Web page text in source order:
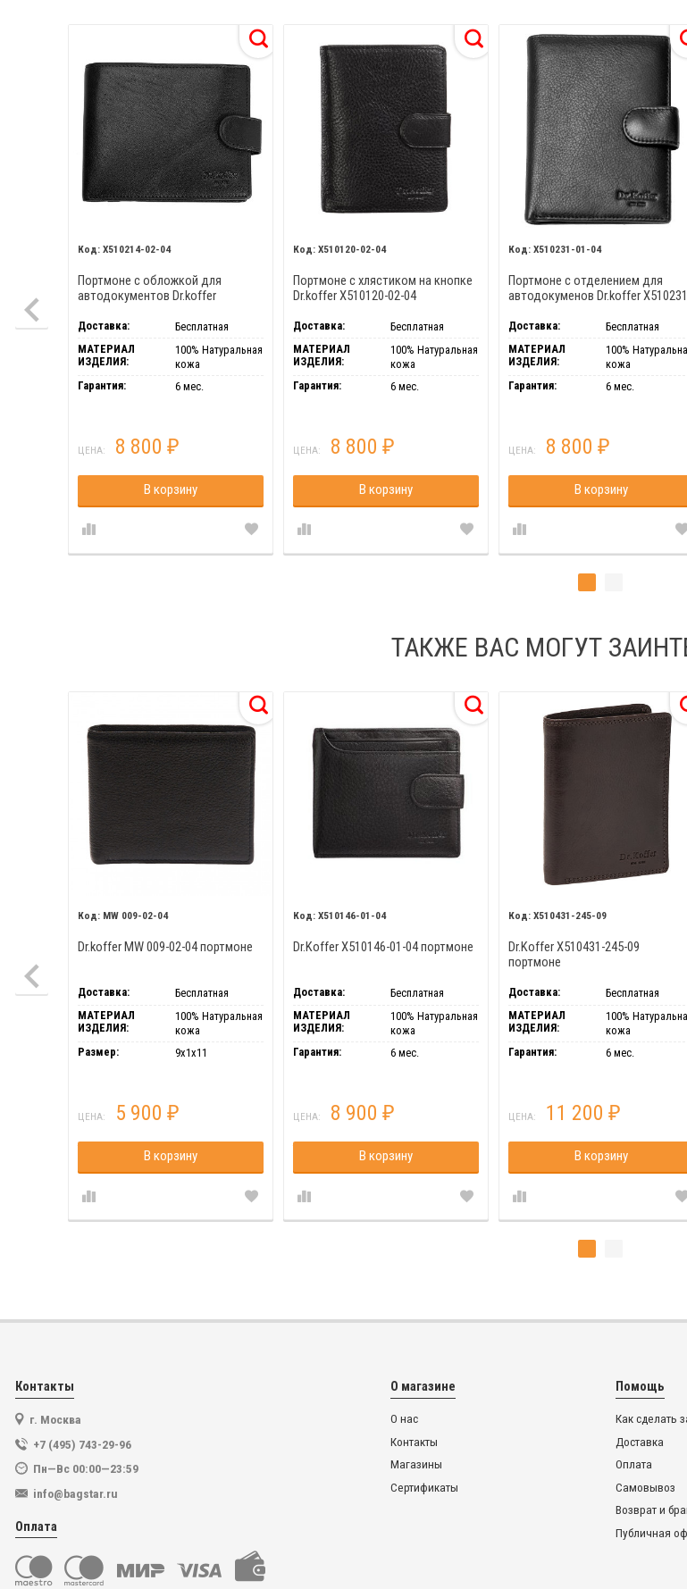
X510214-02-04
Портмоне с обложкой для
автодокументов Dr.koffer
Доставка:
Бесплатная
МАТЕРИАЛ
ИЗДЕЛИЯ:
100% Натуральная
кожа
Гарантия:
6 мес.
ЦЕНА: 8 800 ₽
В корзину
X510120-02-04
Портмоне с хлястиком на кнопке
Dr.koffer X510120-02-04
Доставка:
Бесплатная
МАТЕРИАЛ
ИЗДЕЛИЯ:
100% Натуральная
кожа
Гарантия:
6 мес.
ЦЕНА: 8 800 ₽
В корзину
X510231-01-04
Портмоне с отделением для
автодокуменов Dr.koffer
Доставка:
Бесплатная
МАТЕРИАЛ
ИЗДЕЛИЯ:
100%
кожа
Гарантия:
6 мес.
ЦЕНА: 8 800 ₽
В корзину
ТАКЖЕ ВАС МОГУТ
MW 009-02-04
Dr.koffer MW 009-02-04 портмоне
Доставка:
Бесплатная
МАТЕРИАЛ
ИЗДЕЛИЯ:
100% Натуральная
кожа
Размер:
9х1х11
ЦЕНА: 5 900 ₽
В корзину
X510146-01-04
Dr.Koffer X510146-01-04 портмоне
Доставка:
Бесплатная
МАТЕРИАЛ
ИЗДЕЛИЯ:
100% Натуральная
кожа
Гарантия:
6 мес.
ЦЕНА: 8 900 ₽
В корзину
X510431-245-09
Dr.Koffer X510431-245-09
портмоне
Доставка:
Бесплатная
МАТЕРИАЛ
ИЗДЕЛИЯ:
100%
кожа
Гарантия:
6 мес.
ЦЕНА: 11 200 ₽
В корзину
Контакты
г. Москва
+7 (495) 743-29-96
Пн—Вс 00:00—23:59
info@bagstar.ru
Оплата
О магазине
О нас
Контакты
Магазины
Сертификаты
Помощь
Как сделать
Доставка
Оплата
Самовывоз
Возврат и
Публичная